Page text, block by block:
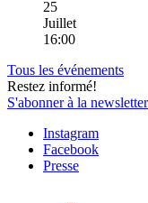
25
Juillet
16:00
Tous les événements
Restez informé!
S'abonner à la newsletter
Instagram
Facebook
Presse